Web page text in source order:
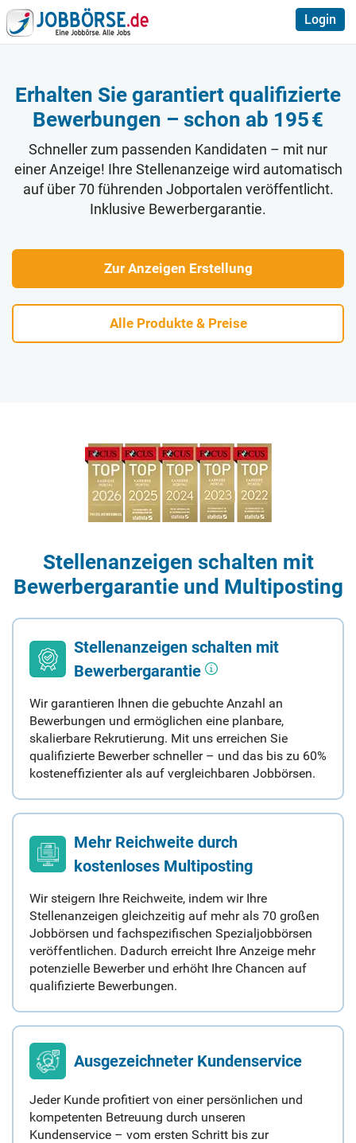
Login
Erhalten Sie garantiert qualifizierte
Bewerbungen – schon ab 195 €
Schneller zum passenden Kandidaten – mit nur
einer Anzeige! Ihre Stellenanzeige wird automatisch
auf über 70 führenden Jobportalen veröffentlicht.
Inklusive Bewerbergarantie.
Zur Anzeigen Erstellung
Alle Produkte & Preise
Stellenanzeigen schalten mit
Bewerbergarantie und Multiposting
Stellenanzeigen schalten mit
Bewerbergarantie
Wir garantieren Ihnen die gebuchte Anzahl an
Bewerbungen und ermöglichen eine planbare,
skalierbare Rekrutierung. Mit uns erreichen Sie
qualifizierte Bewerber schneller – und das bis zu 60%
kosteneffizienter als auf vergleichbaren Jobbörsen.
Mehr Reichweite durch
kostenloses Multiposting
Wir steigern Ihre Reichweite, indem wir Ihre
Stellenanzeigen gleichzeitig auf mehr als 70 großen
Jobbörsen und fachspezifischen Spezialjobbörsen
veröffentlichen. Dadurch erreicht Ihre Anzeige mehr
potenzielle Bewerber und erhöht Ihre Chancen auf
qualifizierte Bewerbungen.
Ausgezeichneter Kundenservice
Jeder Kunde profitiert von einer persönlichen und
kompetenten Betreuung durch unseren
Kundenservice – vom ersten Schritt bis zur